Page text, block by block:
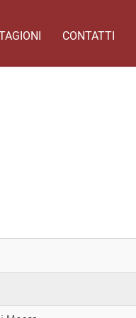
CONTATTI